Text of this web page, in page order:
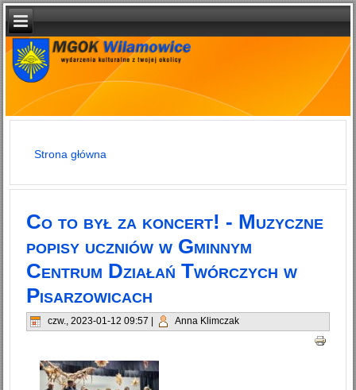
Jesteś tutaj
Strona główna
Co to był za koncert! - Muzyczne
popisy uczniów w Gminnym
Centrum Działań Twórczych w
Pisarzowicach
czw., 2023-01-12 09:57 Anna Klimczak